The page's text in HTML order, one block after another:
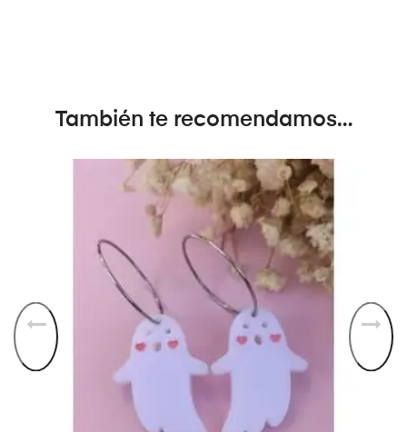
También te recomendamos…